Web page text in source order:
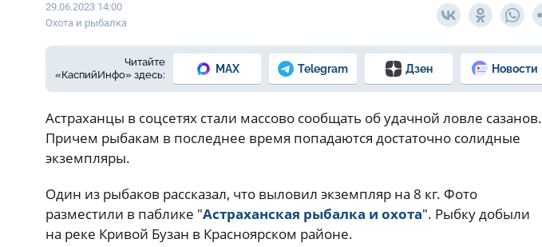
29.06.2023 14:00
Охота и рыбалка
Читайте
«КаспийИнфо» здесь:
MAX Telegram Дзен Новости
Астраханцы в соцсетях стали массово сообщать об удачной ловле сазанов.
Причем рыбакам в последнее время попадаются достаточно солидные
экземпляры.
Один из рыбаков рассказал, что выловил экземпляр на 8 кг. Фото
разместили в паблике "Астраханская рыбалка и охота". Рыбку добыли
на реке Кривой Бузан в Красноярском районе.